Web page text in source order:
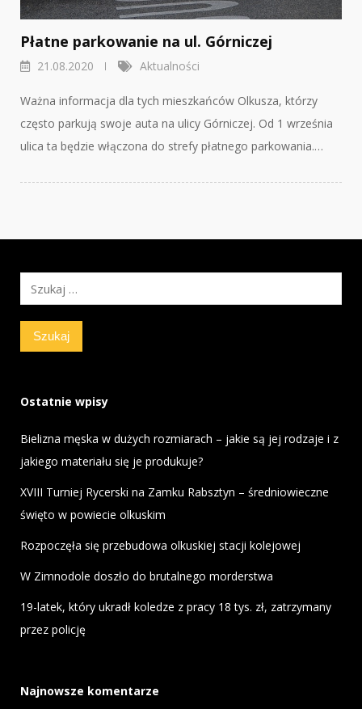
Płatne parkowanie na ul. Górniczej
21.08.2020 Aktualności
Ważna informacja dla tych mieszkańców Olkusza, którzy
często parkują swoje auta na ulicy Górniczej. Od 1 września
ulica ta będzie włączona do strefy płatnego parkowania.…
Szukaj:
Ostatnie wpisy
Bielizna męska w dużych rozmiarach – jakie są jej rodzaje i z
jakiego materiału się je produkuje?
XVIII Turniej Rycerski na Zamku Rabsztyn – średniowieczne
święto w powiecie olkuskim
Rozpoczęła się przebudowa olkuskiej stacji kolejowej
W Zimnodole doszło do brutalnego morderstwa
19-latek, który ukradł koledze z pracy 18 tys. zł, zatrzymany
przez policję
Najnowsze komentarze